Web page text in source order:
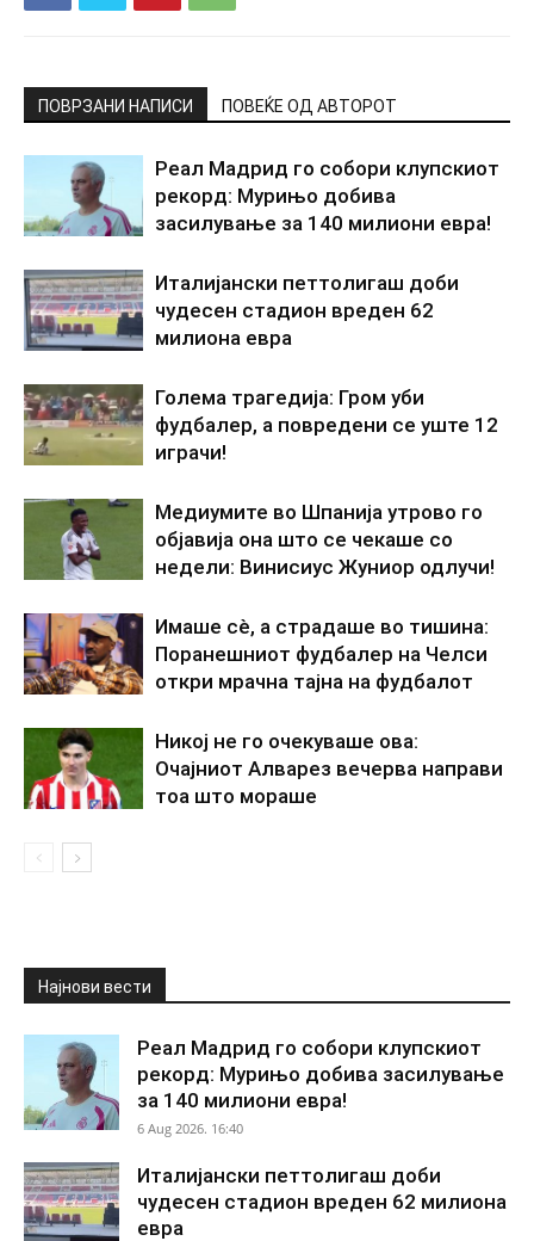
ПОВРЗАНИ НАПИСИ ПОВЕЌЕ ОД АВТОРОТ
Реал Мадрид го собори клупскиот
рекорд: Мурињо добива
засилување за 140 милиони евра!
Италијански петтолигаш доби
чудесен стадион вреден 62
милиона евра
Голема трагедија: Гром уби
фудбалер, а повредени се уште 12
играчи!
Медиумите во Шпанија утрово го
објавија она што се чекаше со
недели: Винисиус Жуниор одлучи!
Имаше сè, а страдаше во тишина:
Поранешниот фудбалер на Челси
откри мрачна тајна на фудбалот
Никој не го очекуваше ова:
Очајниот Алварез вечерва направи
тоа што мораше
Најнови вести
Реал Мадрид го собори клупскиот
рекорд: Мурињо добива засилување
за 140 милиони евра!
6 Aug 2026. 16:40
Италијански петтолигаш доби
чудесен стадион вреден 62 милиона
евра